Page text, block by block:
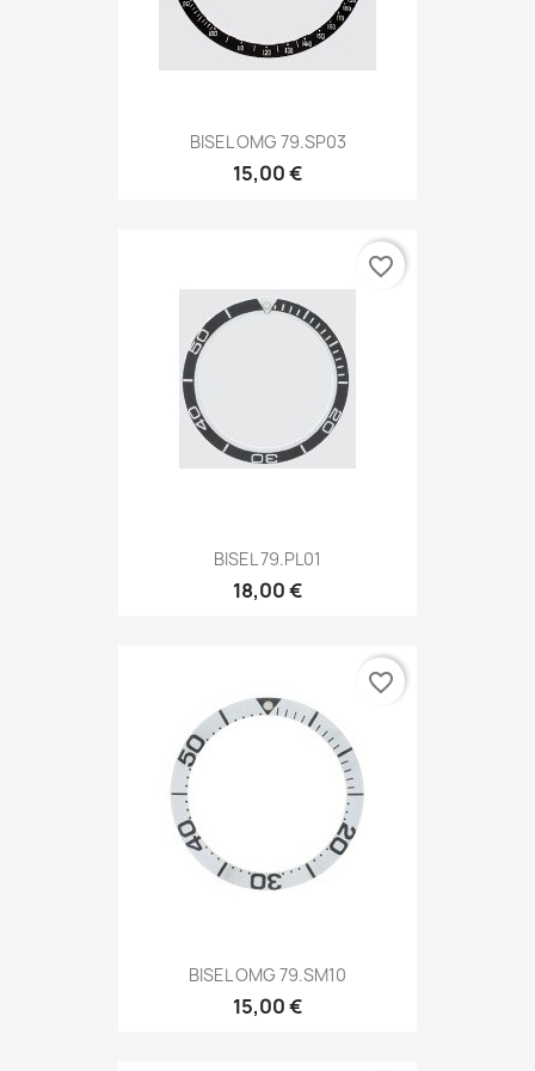
BISEL OMG 79.SP03
15,00 €
BISEL 79.PL01
18,00 €
favorite_border
BISEL OMG 79.SM10
15,00 €
favorite_border